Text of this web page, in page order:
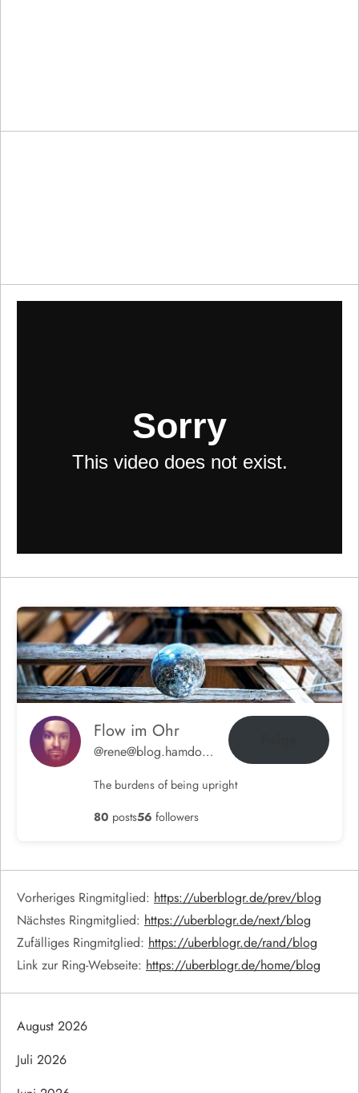
Flow im Ohr
@rene@blog.hamdorf.org
The burdens of being upright
80 posts56 followers
Vorheriges Ringmitglied: https://uberblogr.de/prev/blog
Nächstes Ringmitglied: https://uberblogr.de/next/blog
Zufälliges Ringmitglied: https://uberblogr.de/rand/blog
Link zur Ring-Webseite: https://uberblogr.de/home/blog
August 2026
Juli 2026